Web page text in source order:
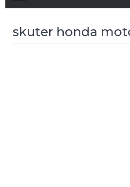
skuter honda